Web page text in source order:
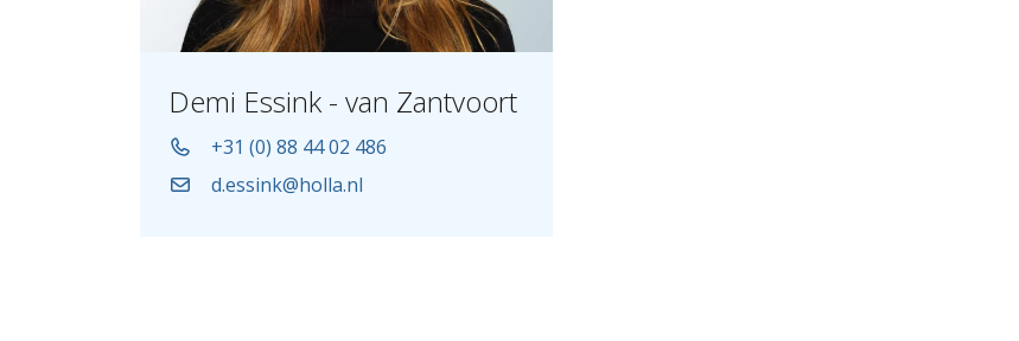
Demi Essink - van Zantvoort
+31 (0) 88 44 02 486
d.essink@holla.nl